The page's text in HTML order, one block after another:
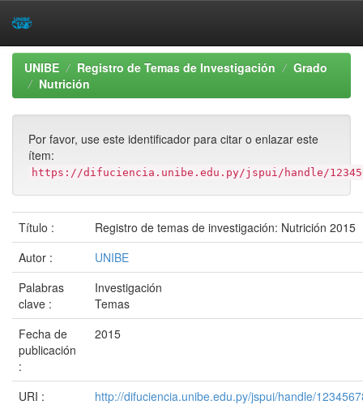
Skip
navigation
UNIBE Registro de Temas de Investigación
Grado
Nutrición
Por favor, use este identificador para citar o enlazar este
ítem:
https://difuciencia.unibe.edu.py/jspui/handle/
Título :
Registro de temas de investigación: Nutrición 2015
Autor :
UNIBE
Palabras
clave :
Investigación
Temas
Fecha de
publicación
:
2015
URI :
http://difuciencia.unibe.edu.py/jspui/handle/